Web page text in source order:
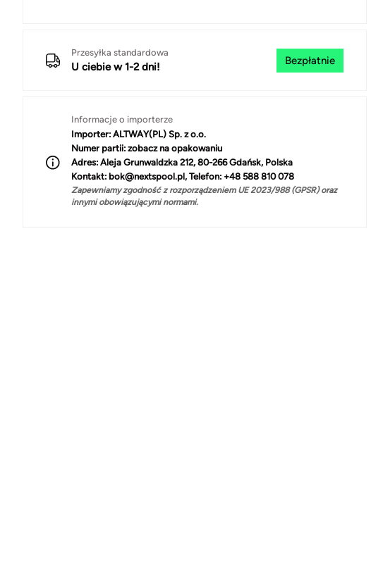
Przesyłka standardowa
U ciebie w 1-2 dni!
Bezpłatnie
Informacje o importerze
Importer: ALTWAY(PL) Sp. z o.o.
Numer partii: zobacz na opakowaniu
Adres: Aleja Grunwaldzka 212, 80-266 Gdańsk, Polska
Kontakt: bok@nextspool.pl, Telefon: +48 588 810 078
Zapewniamy zgodność z rozporządzeniem UE 2023/988 (GPSR) oraz
innymi obowiązującymi normami.